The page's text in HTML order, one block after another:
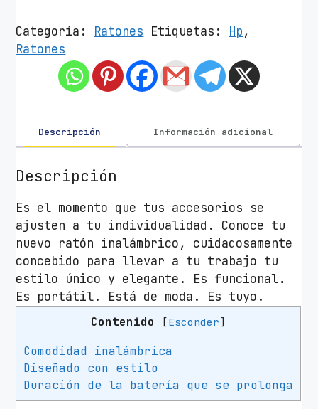
ó
n
m
b
i
c
o
H
P
Z
3
H
Categoría: Ratones Etiquetas: Hp,
Ratones
Descripción Información adicional
Descripción
Es el momento que tus accesorios se
ajusten a tu individualidad. Conoce tu
nuevo ratón inalámbrico, cuidadosamente
concebido para llevar a tu trabajo tu
estilo único y elegante. Es funcional.
Es portátil. Está de moda. Es tuyo.
Contenido [Esconder]
Comodidad inalámbrica
Diseñado con estilo
Duración de la batería que se prolonga